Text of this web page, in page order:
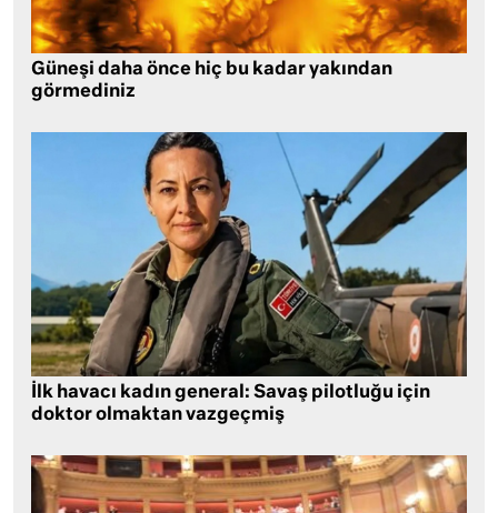
Güneşi daha önce hiç bu kadar yakından
görmediniz
İlk havacı kadın general: Savaş pilotluğu için
doktor olmaktan vazgeçmiş